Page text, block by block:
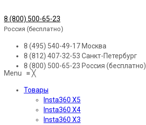
8 (800) 500-65-23
Россия (бесплатно)
8 (495) 540-49-17 Москва
8 (812) 407-32-53 Санкт-Петербург
8 (800) 500-65-23 Россия (бесплатно)
Menu ≡╳
Товары
Insta360 X5
Insta360 X4
Insta360 X3